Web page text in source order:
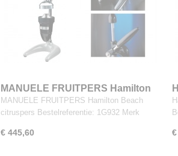
MANUELE FRUITPERS Hamilton
Beach citruspers
MANUELE FRUITPERS Hamilton Beach
citruspers Bestelreferentie: 1G932 Merk
€ 445,60